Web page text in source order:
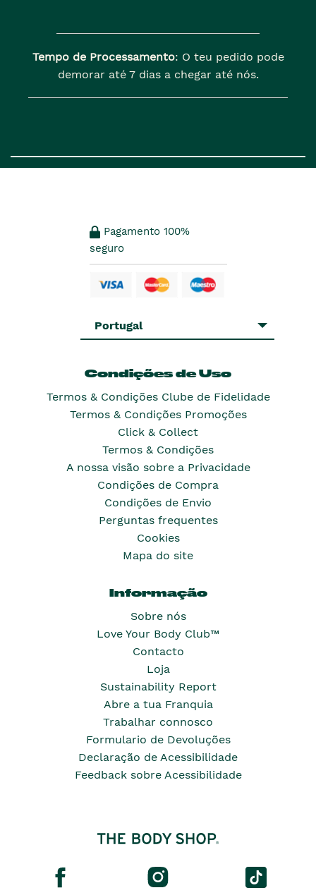
Tempo de Processamento: O teu pedido pode
demorar até 7 dias a chegar até nós.
Pagamento 100%
seguro
Portugal
Condições de Uso
Termos & Condições Clube de Fidelidade
Termos & Condições Promoções
Click & Collect
Termos & Condições
A nossa visão sobre a Privacidade
Condições de Compra
Condições de Envio
Perguntas frequentes
Cookies
Mapa do site
Informação
Sobre nós
Love Your Body Club™
Contacto
Loja
Sustainability Report
Abre a tua Franquia
Trabalhar connosco
Formulario de Devoluções
Declaração de Acessibilidade
Feedback sobre Acessibilidade